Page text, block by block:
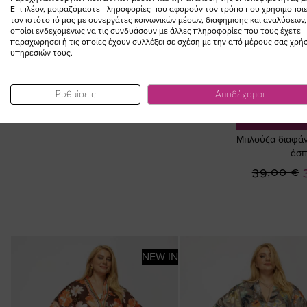
ΣΥΜΠΛΗΡΩΣΤΕ ΤΟ
LOOK
Μπλούζα
39,00 €
NEW IN
Επιπλέον, μοιραζόμαστε πληροφορίες που αφορούν τον τρόπο που
τον ιστότοπό μας με συνεργάτες κοινωνικών μέσων, διαφήμισης και αναλύσεων,
οποίοι ενδεχομένως να τις συνδυάσουν με άλλες πληροφορίες που τους έχετε
παραχωρήσει ή τις οποίες έχουν συλλέξει σε σχέση με την από μέρους σας
υπηρεσιών τους.
Ρυθμίσεις Αποδέχομαι